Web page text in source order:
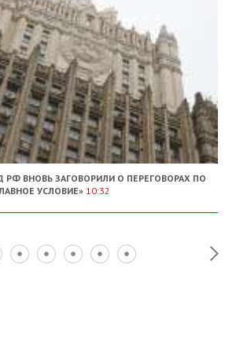
РФ ВНОВЬ ЗАГОВОРИЛИ О ПЕРЕГОВОРАХ ПО
УСЛОВИЕ» 10:32